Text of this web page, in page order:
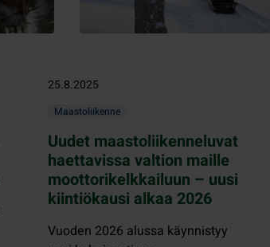
25.8.2025
Maastoliikenne
Uudet maastoliikenneluvat
haettavissa valtion maille
moottorikelkkailuun – uusi
kiintiökausi alkaa 2026
Vuoden 2026 alussa käynnistyy